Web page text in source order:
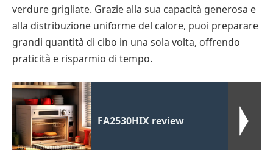
verdure grigliate. Grazie alla sua capacità generosa e
alla distribuzione uniforme del calore, puoi preparare
grandi quantità di cibo in una sola volta, offrendo
praticità e risparmio di tempo.
FA2530HIX review